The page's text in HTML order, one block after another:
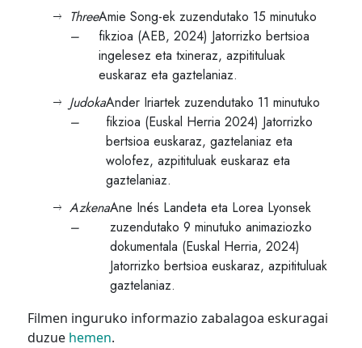
Three
–
Amie Song-ek zuzendutako 15 minutuko
fikzioa (AEB, 2024) Jatorrizko bertsioa
ingelesez eta txineraz, azpitituluak
euskaraz eta gaztelaniaz.
Judoka
–
Ander Iriartek zuzendutako 11 minutuko
fikzioa (Euskal Herria 2024) Jatorrizko
bertsioa euskaraz, gaztelaniaz eta
wolofez, azpitituluak euskaraz eta
gaztelaniaz.
Azkena
–
Ane Inés Landeta eta Lorea Lyonsek
zuzendutako 9 minutuko animaziozko
dokumentala (Euskal Herria, 2024)
Jatorrizko bertsioa euskaraz, azpitituluak
gaztelaniaz.
Filmen inguruko informazio zabalagoa eskuragai
duzue hemen.